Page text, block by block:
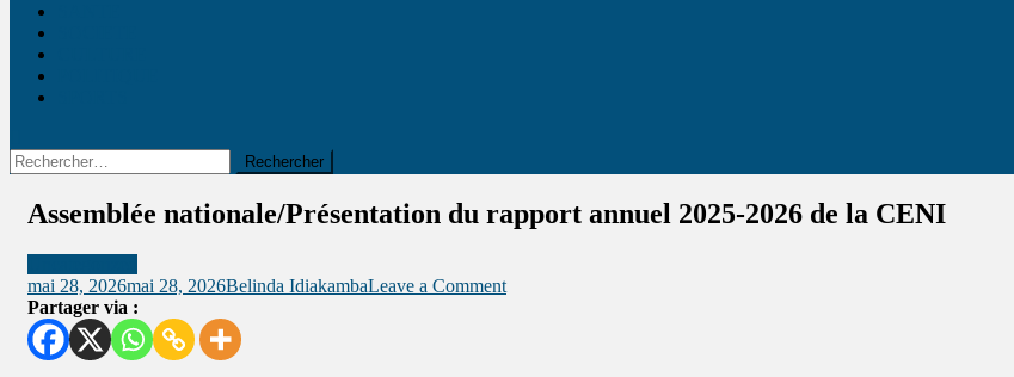
Assemblée nationale/Présentation du rapport annuel 2025-2026 de la CENI
mai 28, 2026mai 28, 2026Belinda IdiakambaLeave a Comment
Partager via :